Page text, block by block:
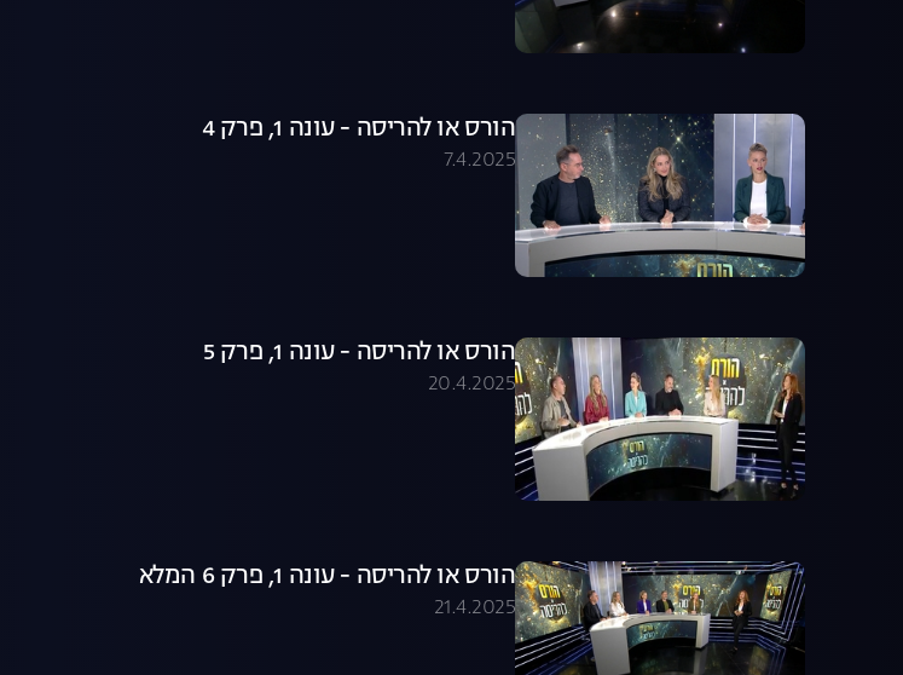
הורס או להריסה - עונה 1, פרק 4
7.4.2025
הורס או להריסה - עונה 1, פרק 5
20.4.2025
הורס או להריסה - עונה 1, פרק 6 המלא
21.4.2025